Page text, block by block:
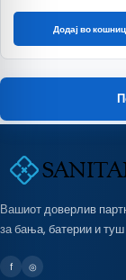
Додај во
Вашиот доверлив
за бања, батерии и
f ◎